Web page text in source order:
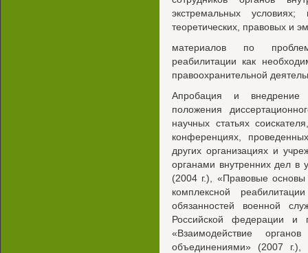
экстремальных
теоретических, правовых и
материалов по
реабилитации как
правоохранительной
Апробация и внедрение
положения
научных статьях
конференциях,
других организациях и
органами внутренних дел
(2004 г.), «Правовые основы
комплексной
обязанностей военной
Российской федерации и
«Взаимодействие
объединениями» (2007 г.),